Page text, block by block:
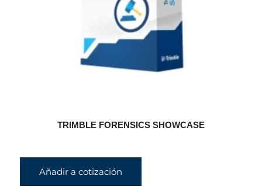
TRIMBLE FORENSICS SHOWCASE
Añadir a cotización